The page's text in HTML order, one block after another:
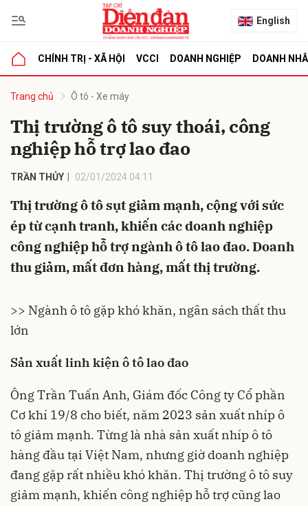
English
CHÍNH TRỊ - XÃ HỘI VCCI DOANH NGHIỆP DOANH
Trang chủ Ô tô - Xe máy
Thị trường ô tô suy thoái, công
nghiệp hỗ trợ lao đao
TRẦN THỦY 02/01/2024 04:11
Thị trường ô tô sụt giảm mạnh, cộng với sức
ép từ cạnh tranh, khiến các doanh nghiệp
công nghiệp hỗ trợ ngành ô tô lao đao. Doanh
thu giảm, mất đơn hàng, mất thị trường.
>> Ngành ô tô gặp khó khăn, ngân sách thất thu
lớn
Sản xuất linh kiện ô tô lao đao
Ông Trần Tuấn Anh, Giám đốc Công ty Cổ phần
Cơ khí 19/8 cho biết, năm 2023 sản xuất nhíp ô
tô giảm mạnh. Từng là nhà sản xuất nhíp ô tô
hàng đầu tại Việt Nam, nhưng giờ doanh nghiệp
đang gặp rất nhiều khó khăn. Thị trường ô tô suy
giảm mạnh, khiến công nghiệp hỗ trợ cũng lao
luận
Hủy